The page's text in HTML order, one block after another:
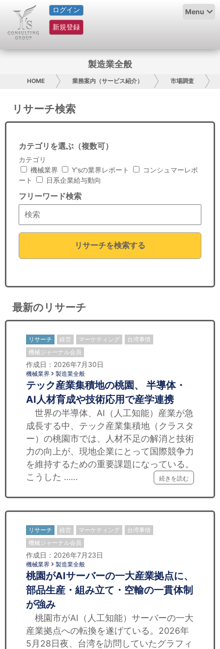
ログイン
新規登録
Menu
HOME
サービス紹介
グループ概要
採用情報
日本人にPR
コンサルティング
リサーチ
セミナー
製造業全般
HOME 業務案内（サービス紹介） 市場調査
リサーチ検索
カテゴリを選ぶ（複数可）
カテゴリ
機械業界
Y'sの業界レポート
コンシュマーレポ
ート
日系企業給与動向
フリーワード検索
リサーチを検索する
最新のリサーチ
リサーチ 経営 マーケティング
台湾事情
機械ジャーナル会員
作成日：2026年7月30日
機械業界 製造業全般
テック産業集積地の桃園、 半導体・
AI人材育成や技術応用で産学連携
世界の半導体、AI（人工知能）産業が急
成長する中、テック産業集積地（クラスタ
ー）の桃園市では、人材不足の解消と技術
力の向上が、現地企業にとって国際競争力
を維持するための重要課題になっている。
こうした ……
続きを読む
リサーチ 経営 マーケティング
台湾事情
機械ジャーナル会員
作成日：2026年7月23日
機械業界 製造業全般
桃園がAIサーバーの一大産業拠点に、
部品生産・組み立て・空輸の一貫体制
が強み
桃園市がAI（人工知能）サーバーの一大
産業拠点への転換を遂げている。2026年
5月28日夜、台湾を訪問していたグラフィ